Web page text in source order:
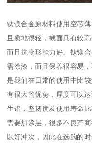
钛镁合金原材料使用空芯
且质地很轻，截面具有较
而且抗变形能力好。钛镁
需涂漆，而且保养很容易
是我们在日常的使用中比
有很大的优势，厚度可以
生铝，坚韧度及使用寿命
需要加涂层，很多不良产
以好冲次，因此在选购的